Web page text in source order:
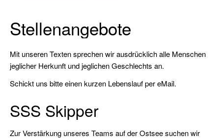
Sportküstenschifferschein
Seeschifferschein
Range
(SRC)
Stellenangebote
Mit unseren Texten sprechen wir ausdrücklich alle Menschen
jeglicher Herkunft und jeglichen Geschlechts an.
Schickt uns bitte einen kurzen Lebenslauf per eMail.
SSS Skipper
Zur Verstärkung unseres Teams auf der Ostsee suchen wir